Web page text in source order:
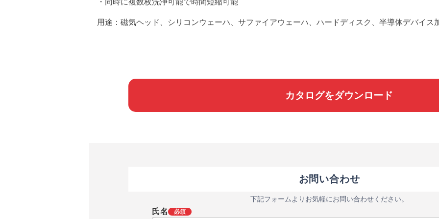
用途：磁気ヘッド、シリコンウェーハ、サファイアウェーハ、ハードディスク、半導体デバイス
カタログをダウンロード
お問い合わせ
下記フォームよりお気軽にお問い合わせください。
氏名 必須